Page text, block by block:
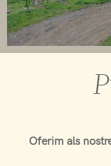
Oferim als